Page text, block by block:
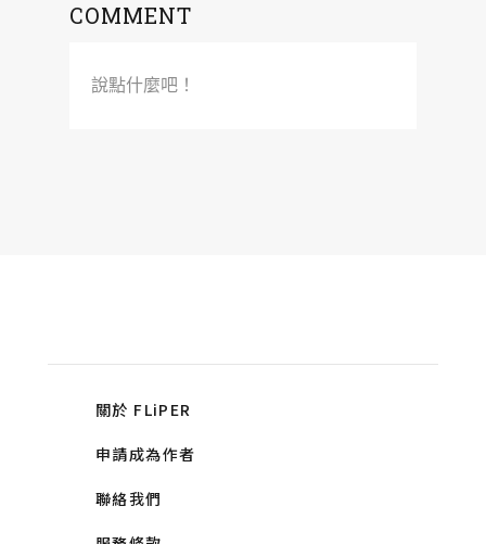
COMMENT
說點什麼吧！
關於 FLiPER
申請成為作者
聯絡我們